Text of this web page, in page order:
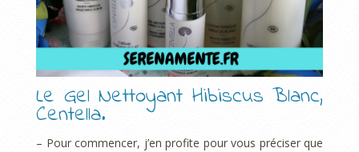
Le Gel Nettoyant Hibiscus Blanc,
Centella.
– Pour commencer, j’en profite pour vous préciser que